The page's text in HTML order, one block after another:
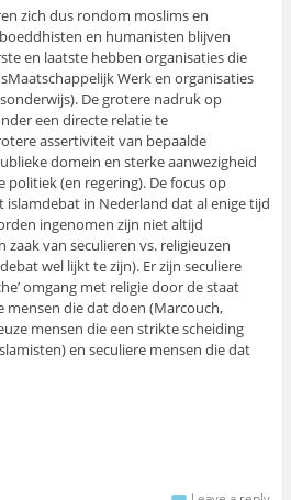
zich dus rondom moslims en
en humanisten blijven
en laatste hebben organisaties die
Werk en organisaties
De grotere nadruk op
een directe relatie te
assertiviteit van bepaalde
domein en sterke aanwezigheid
(en regering). De focus op
in Nederland dat al enige tijd
ingenomen zijn niet altijd
zaak van seculieren vs. religieuzen
wel lijkt te zijn). Er zijn seculiere
omgang met religie door de staat
mensen die dat doen (Marcouch,
mensen die een strikte scheiding
en seculiere mensen die dat